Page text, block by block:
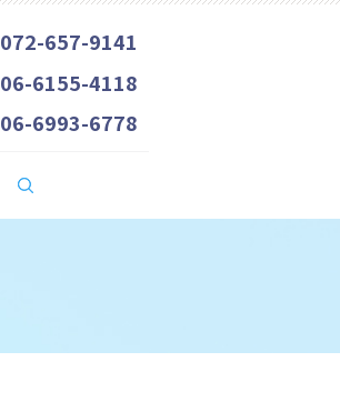
072-657-9141
06-6155-4118
06-6993-6778